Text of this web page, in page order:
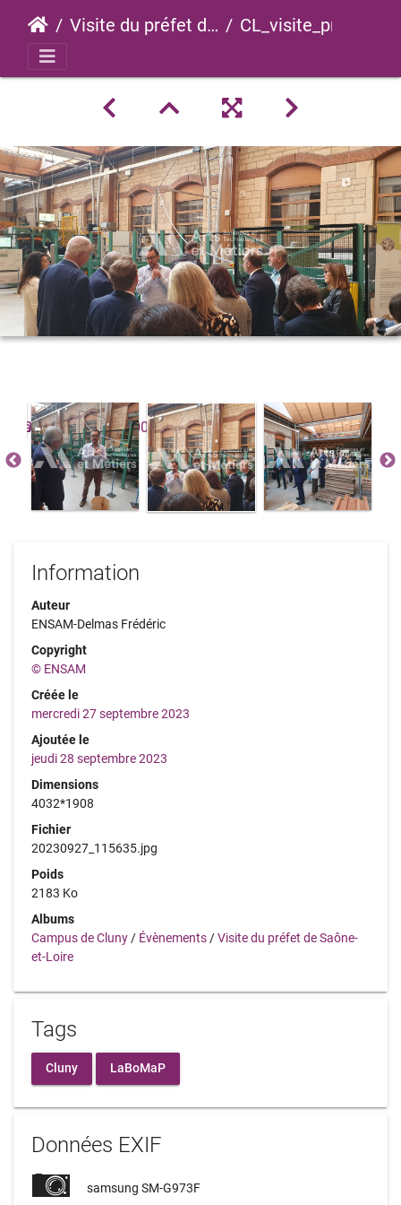
Visite du préfet de Saône-et-Loire CL_visite_prefet_saone_loire_2023_0017
Information
Auteur
ENSAM-Delmas Frédéric
Copyright
© ENSAM
Créée le
mercredi 27 septembre 2023
Ajoutée le
jeudi 28 septembre 2023
Dimensions
4032*1908
Fichier
20230927_115635.jpg
Poids
2183 Ko
Albums
Campus de Cluny / Évènements /Visite du préfet de Saône-
et-Loire
Tags
Cluny LaBoMaP
Données EXIF
samsung SM-G973F